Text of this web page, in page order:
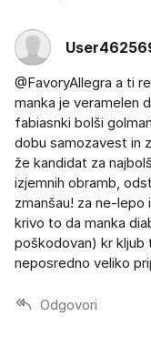
@FavoryAllegra a ti
manka je veramelen
fabiasnki bolši
dobu samozavest in
že kandidat za
izjemnih obramb,
zmanšau! za ne-lepo
krivo to da manka
poškodovan) kr kljub
neposredno veliko
Odgovori